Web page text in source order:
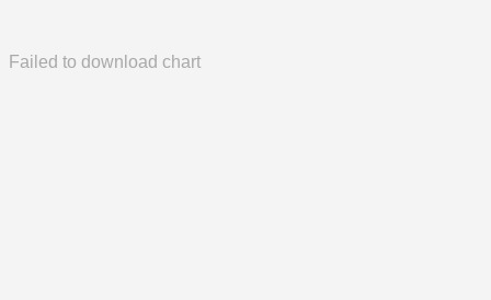
Failed to download chart